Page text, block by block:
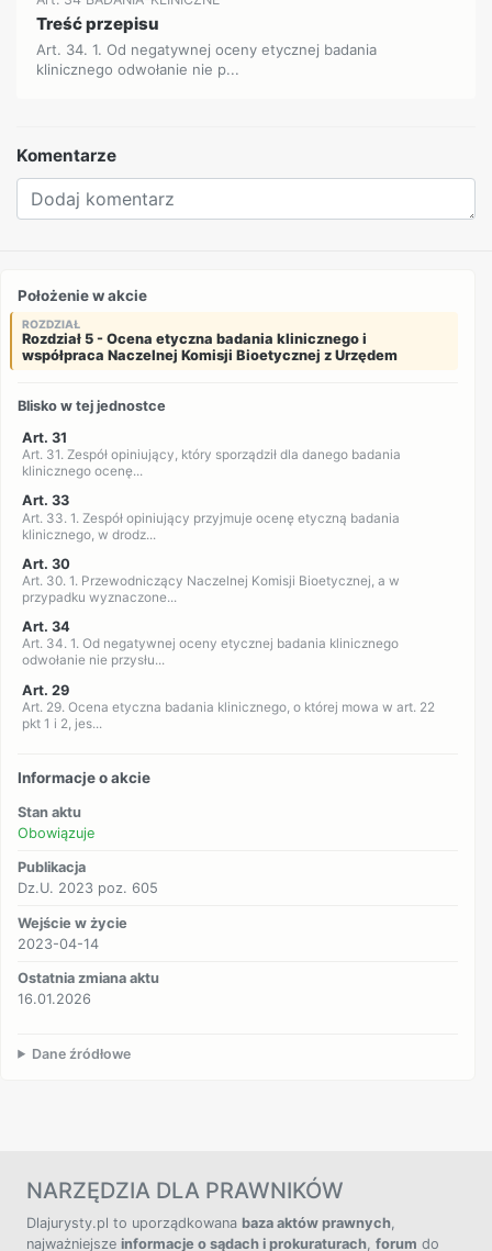
Treść przepisu
Art. 34. 1. Od negatywnej oceny etycznej badania
klinicznego odwołanie nie p...
Komentarze
Położenie w akcie
ROZDZIAŁ
Rozdział 5 - Ocena etyczna badania klinicznego i
współpraca Naczelnej Komisji Bioetycznej z Urzędem
Blisko w tej jednostce
Art. 31
Art. 31. Zespół opiniujący, który sporządził dla danego badania
klinicznego ocenę...
Art. 33
Art. 33. 1. Zespół opiniujący przyjmuje ocenę etyczną badania
klinicznego, w drodz...
Art. 30
Art. 30. 1. Przewodniczący Naczelnej Komisji Bioetycznej, a w
przypadku wyznaczone...
Art. 34
Art. 34. 1. Od negatywnej oceny etycznej badania klinicznego
odwołanie nie przysłu...
Art. 29
Art. 29. Ocena etyczna badania klinicznego, o której mowa w art. 22
pkt 1 i 2, jes...
Informacje o akcie
Stan aktu
Obowiązuje
Publikacja
Dz.U. 2023 poz. 605
Wejście w życie
2023-04-14
Ostatnia zmiana aktu
16.01.2026
Dane źródłowe
NARZĘDZIA DLA PRAWNIKÓW
Dlajurysty.pl to uporządkowana baza aktów prawnych,
najważniejsze informacje o sądach i prokuraturach, forum do